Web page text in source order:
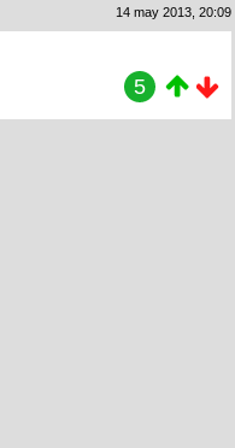
14 may 2013, 20:09
5